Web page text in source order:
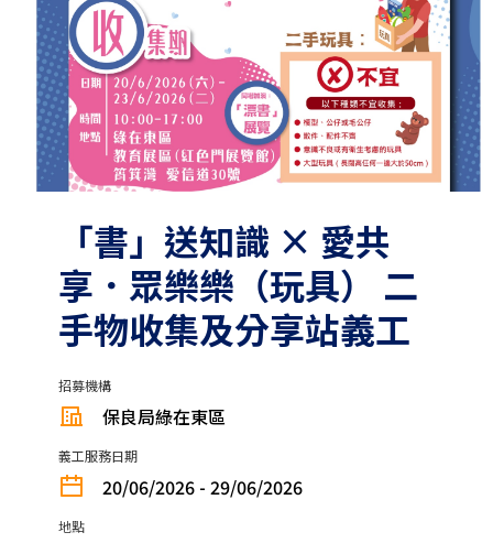
「書」送知識 × 愛共
享．眾樂樂（玩具） 二
手物收集及分享站義工
招募機構
保良局綠在東區
義工服務日期
20/06/2026 - 29/06/2026
地點